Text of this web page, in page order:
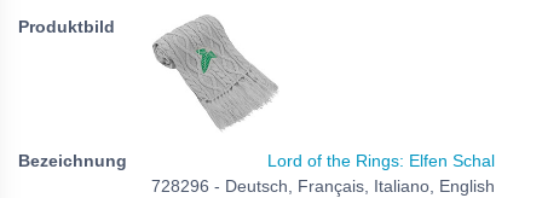
Lord of the Rings: Elfen Schal
728296 - Deutsch, Français, Italiano, English